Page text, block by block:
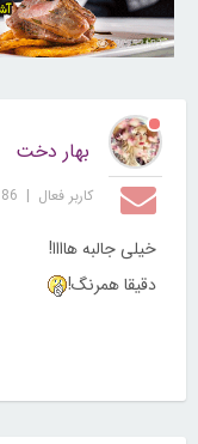
30253182
بهار دخت
کاربر فعال |
86
خیلی جالبه هاااا!
دقیقا همرنگ!